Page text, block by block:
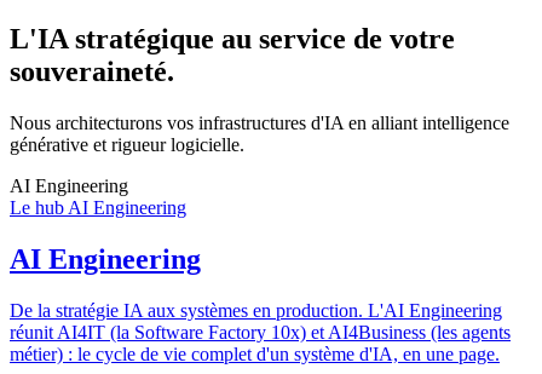
L'IA stratégique au service de votre
souveraineté.
Nous architecturons vos infrastructures d'IA en alliant intelligence
générative et rigueur logicielle.
AI Engineering
Le hub AI Engineering
AI Engineering
De la stratégie IA aux systèmes en production. L'AI Engineering
réunit AI4IT (la Software Factory 10x) et AI4Business (les agents
métier) : le cycle de vie complet d'un système d'IA, en une page.